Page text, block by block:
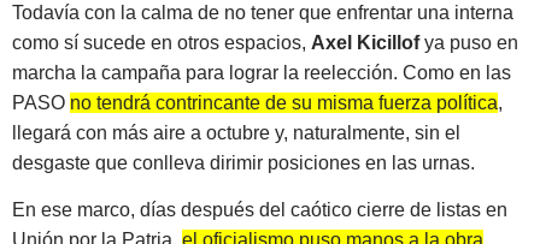
Todavía con la calma de no tener que enfrentar una interna
como sí sucede en otros espacios, Axel Kicillofya puso en
marcha la campaña para lograr la reelección. Como en las
PASO no tendrá contrincante de su misma fuerza política,
llegará con más aire a octubre y, naturalmente, sin el
desgaste que conlleva dirimir posiciones en las urnas.
En ese marco, días después del caótico cierre de listas en